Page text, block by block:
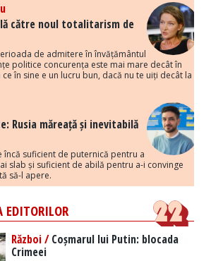
către noul totalitarism de
de admitere în învățământul
politice concurența este mai mare decât în
în sine e un lucru bun, dacă nu te uiți decât la
Rusia măreață și inevitabilă
încă suficient de puternică pentru a
slab și suficient de abilă pentru a-i convinge
să-l apere.
EDITORILOR
Război /Coșmarul lui Putin: blocada
Crimeei